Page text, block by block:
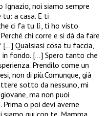
Ignazio, noi siamo sempre
tu: a casa. E ti
ci fa tu lì, ti ho visto
chi corre e si dà da fare
Qualsiasi cosa tu faccia,
fondo. […] Spero tanto che
Prendilo come un
non di più.Comunque, già
sotto da nessuno, mi
ma non puoi
o poi devi averne
siamo qui con te. Mamma